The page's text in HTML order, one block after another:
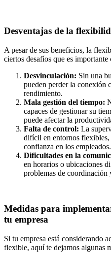
Desventajas de la
A pesar de sus beneficios, la
ciertos desafíos que es importante
Desvinculación: Sin una
pueden perder la conexión
rendimiento.
Mala gestión del tiempo:
capaces de gestionar su
puede afectar la
Falta de control: La
difícil en entornos
confianza en los empleados.
Dificultades en la
en horarios o ubicaciones
problemas de coordinación
Medidas para
tu empresa
Si tu empresa está considerando
flexible, aquí te dejamos algunas